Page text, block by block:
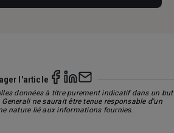
l'article
données à titre purement indicatif dans un but
ne saurait être tenue responsable d'un
nature lié aux informations fournies.